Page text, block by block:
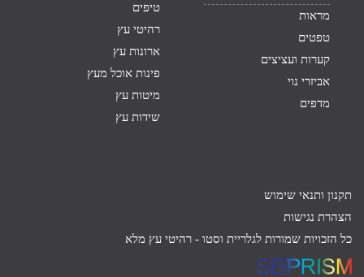
מראות
טפטים
קערות ועציצים
אביזרי נוי
מדפים
טיפים
רהיטי עץ
ארונות עץ
פינות אוכל מעץ
מיטות עץ
שידות עץ
תקנון ותנאי שימוש
הצהרת נגישות
כל הזכויות שמורות לגלריית וסטו - רהיטי עץ מלא